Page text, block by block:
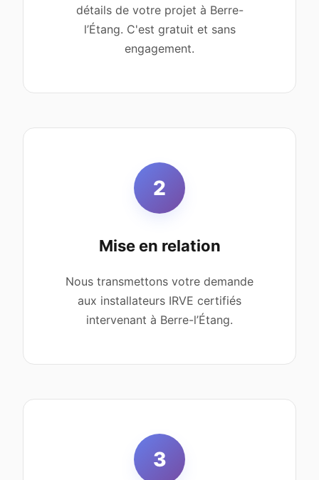
détails de votre projet à Berre-
l’Étang. C'est gratuit et sans
engagement.
2
Mise en relation
Nous transmettons votre demande
aux installateurs IRVE certifiés
intervenant à Berre-l’Étang.
3